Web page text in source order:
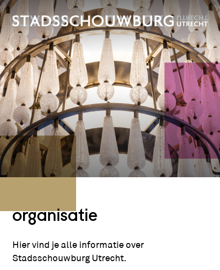
organisatie
Hier vind je alle informatie over
Stadsschouwburg Utrecht.